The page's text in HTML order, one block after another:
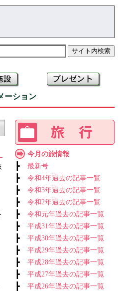
ーション
今月の旅情報
┣ 最新号
┣ 令和4年過去の記事一覧
┣ 令和3年過去の記事一覧
┣ 令和2年過去の記事一覧
┣ 令和元年過去の記事一覧
┣ 平成31年過去の記事一覧
┣ 平成30年過去の記事一覧
┣ 平成29年過去の記事一覧
┣ 平成28年過去の記事一覧
┣ 平成27年過去の記事一覧
┣ 平成26年過去の記事一覧